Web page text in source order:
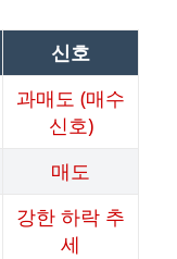
신호
과매도 (매수
신호)
매도
강한 하락 추
세